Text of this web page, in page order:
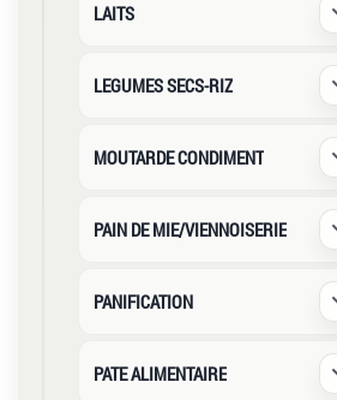
LAITS
LEGUMES SECS-RIZ
MOUTARDE CONDIMENT
PAIN DE MIE/VIENNOISERIE
PANIFICATION
PATE ALIMENTAIRE